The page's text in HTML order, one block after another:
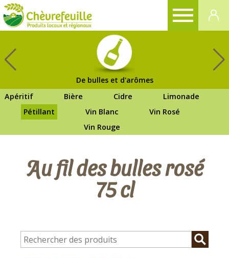
De bulles et d'arômes
Apéritif
Bière Cidre
Limonade
Pétillant
Vin Blanc
Vin Rosé
Vin Rouge
Au fil des bulles rosé
75 cl